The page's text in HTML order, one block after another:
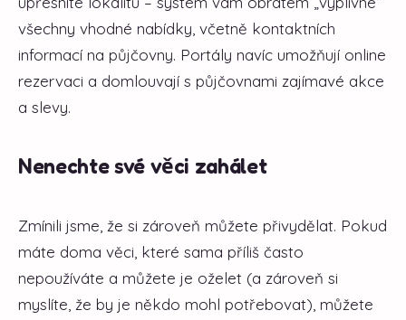
všechny vhodné nabídky, včetně kontaktních
informací na půjčovny. Portály navíc umožňují online
rezervaci a domlouvají s půjčovnami zajímavé akce
a slevy.
Nenechte své věci zahálet
Zmínili jsme, že si zároveň můžete přivydělat. Pokud
máte doma věci, které sama příliš často
nepoužíváte a můžete je oželet (a zároveň si
myslíte, že by je někdo mohl potřebovat), můžete